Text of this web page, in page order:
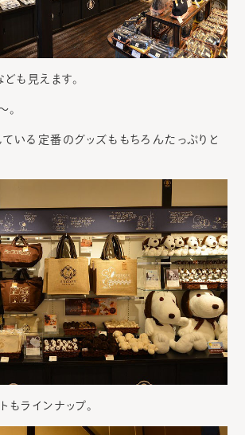
も見えます。
。
いる定番のグッズももちろんたっぷりと
もラインナップ。